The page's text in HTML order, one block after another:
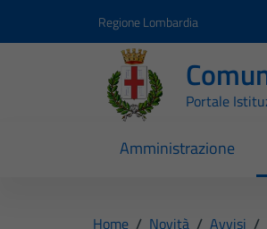
Regione Lombardia
Portale
Amministrazione
Home / Novità / Avvisi /